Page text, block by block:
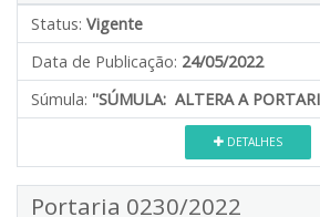
Status: Vigente
Data de Publicação: 24/05/2022
Súmula: ''SÚMULA: ALTERA A
DETALHES
Portaria 0230/2022